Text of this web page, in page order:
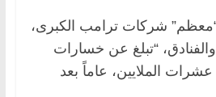
شركات ترامب الكبرى،
“تبلغ عن خسارات
عشرات الملايين، عاماً بعد